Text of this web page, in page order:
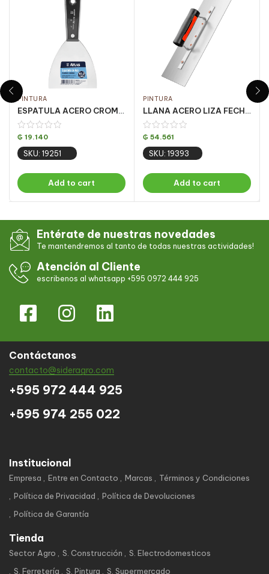
PINTURA
ESPATULA ACERO CROMADO MANGO PLAST 10CM CJ C/12UN
₲ 19.140
SKU: 19251
Add to cart
PINTURA
LLANA ACERO LIZA FECH PQT 6UN 12 X35CM
₲ 54.561
SKU: 19393
Add to cart
Entérate de nuestras novedades
Te mantendremos al tanto de todas nuestras actividades!
Atención al Cliente
escribenos al whatsapp +595 0972 444 925
Contáctanos
contacto@sideragro.com
+595 972 444 925
+595 974 255 022
Institucional
Empresa Entre en Contacto Marcas
Términos y Condiciones
Política de Privacidad
Política de Devoluciones
Política de Garantía
Tienda
Sector Agro S. Construcción
S. Electrodomesticos
S. Ferretería
S. Pintura S. Supermercado